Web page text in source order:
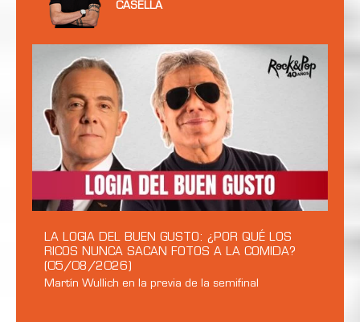
CASELLA
LA LOGIA DEL BUEN GUSTO: ¿POR QUÉ LOS
RICOS NUNCA SACAN FOTOS A LA COMIDA?
(05/08/2026)
Martín Wullich en la previa de la semifinal